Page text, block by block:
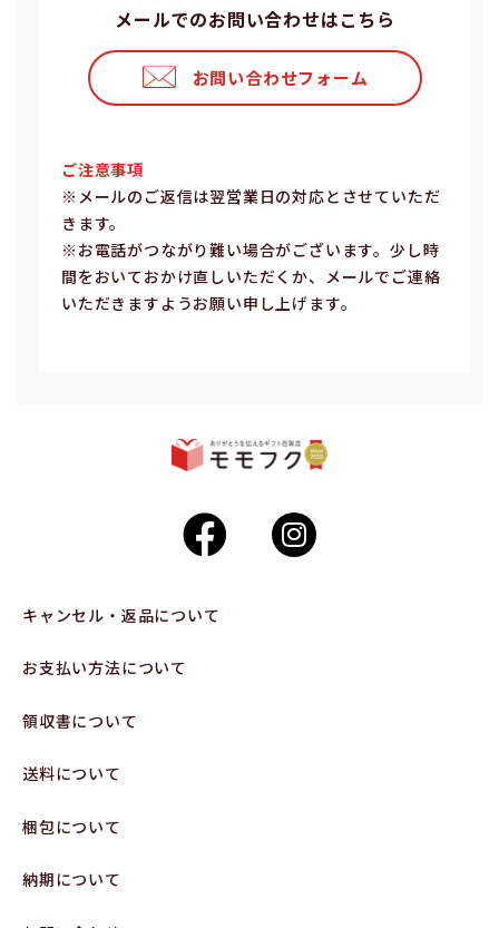
メールでのお問い合わせはこちら
お問い合わせフォーム
ご注意事項
※メールのご返信は翌営業⽇の対応とさせていただ
きます。
※お電話がつながり難い場合がございます。少し時
間をおいておかけ直しいただくか、メールでご連絡
いただきますようお願い申し上げます。
キャンセル・返品について
お支払い方法について
領収書について
送料について
梱包について
納期について